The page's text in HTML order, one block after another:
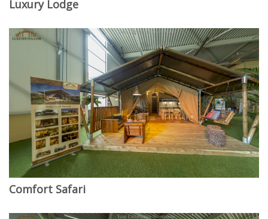
Luxury Lodge
Comfort Safari